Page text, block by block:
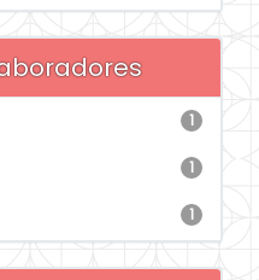
1
1
1